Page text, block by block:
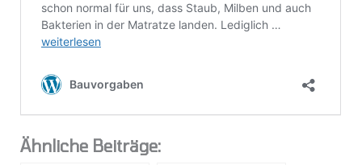
Ähnliche Beiträge: